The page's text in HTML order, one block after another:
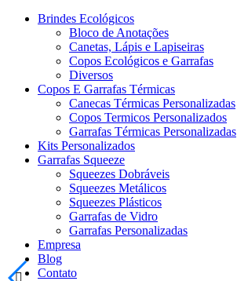
Brindes Ecológicos
Bloco de Anotações
Canetas, Lápis e Lapiseiras
Copos Ecológicos e Garrafas
Diversos
Copos E Garrafas Térmicas
Canecas Térmicas Personalizadas
Copos Termicos Personalizados
Garrafas Térmicas Personalizadas
Kits Personalizados
Garrafas Squeeze
Squeezes Dobráveis
Squeezes Metálicos
Squeezes Plásticos
Garrafas de Vidro
Garrafas Personalizadas
Empresa
Blog
Contato